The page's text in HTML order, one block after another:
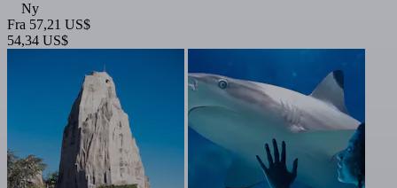
Ny
Fra 57,21 US$
54,34 US$